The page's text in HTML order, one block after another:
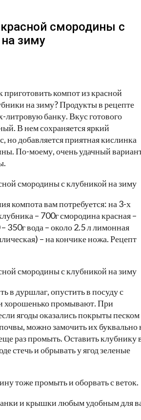
смородины с
зиму
приготовить компот из красной
на зиму? Продукты в рецепте
литровую банку. Вкус готового
В нем сохраняется яркий
но добавляется приятная кислинка
По-моему, очень удачный
компота вам потребуется: на 3-х
– 700г смородина красная –
350г вода – около 2.5 л лимонная
– на кончике ножа. Рецепт
в дуршлаг, опустить в посуду с
хорошенько промывают. При
ягоды оказались покрыты песком
можно замочить их буквально
раз промыть. Оставить клубнику
стечь и обрывать у ягод зеленые
тоже промыть и оборвать с веток.
и крышки любым удобным для